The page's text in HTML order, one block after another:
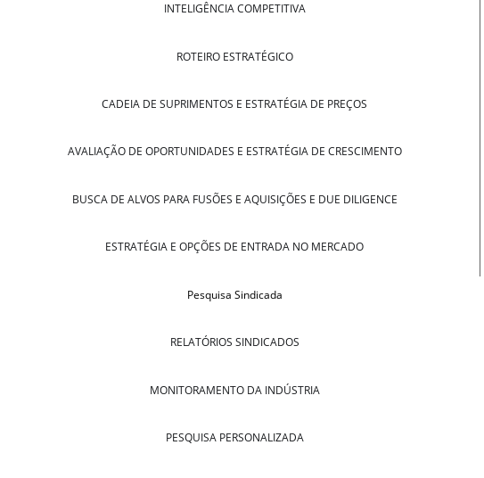
INTELIGÊNCIA COMPETITIVA
ROTEIRO ESTRATÉGICO
CADEIA DE SUPRIMENTOS E ESTRATÉGIA DE PREÇOS
AVALIAÇÃO DE OPORTUNIDADES E ESTRATÉGIA DE CRESCIMENTO
BUSCA DE ALVOS PARA FUSÕES E AQUISIÇÕES E DUE DILIGENCE
ESTRATÉGIA E OPÇÕES DE ENTRADA NO MERCADO
Pesquisa Sindicada
RELATÓRIOS SINDICADOS
MONITORAMENTO DA INDÚSTRIA
PESQUISA PERSONALIZADA